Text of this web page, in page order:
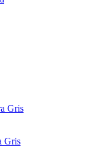
Gris
Gris